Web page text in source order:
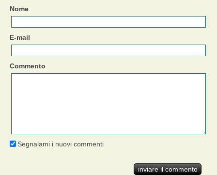
Nome
E-mail
Commento
Segnalami i nuovi commenti